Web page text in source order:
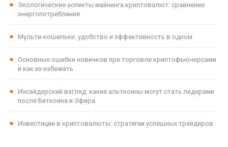
Экологические аспекты майнинга криптовалют: сравнение
энергопотребления
Мульти-кошельки: удобство и эффективность в одном
Основные ошибки новичков при торговле криптофьючерсами
и как их избежать
Инсайдерский взгляд: какие альткоины могут стать лидерами
после Биткоина и Эфира
Инвестиции в криптовалюты: стратегии успешных трейдеров